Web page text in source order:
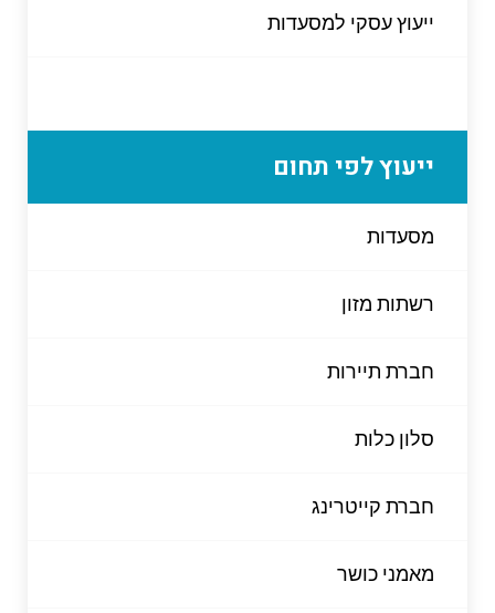
ייעוץ עסקי למסעדות
ייעוץ לפי תחום
מסעדות
רשתות מזון
חברת תיירות
סלון כלות
חברת קייטרינג
מאמני כושר